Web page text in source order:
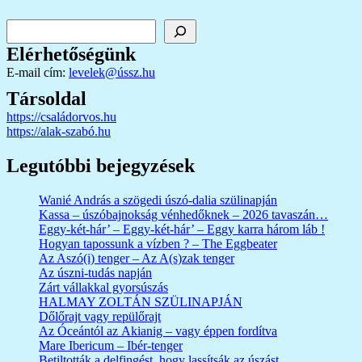
Elérhetőségünk
E-mail cím: levelek@ússz.hu
Társoldal
https://családorvos.hu
https://alak-szabó.hu
Legutóbbi bejegyzések
Wanié András a szögedi úszó-dalia szülinapján
Kassa – úszóbajnokság vénhedőknek – 2026 tavaszán…
Eggy-két-hár’ – Eggy-két-hár’ – Eggy karra három láb !
Hogyan tapossunk a vízben ? – The Eggbeater
Az Aszó(i) tenger – Az A(s)zak tenger
Az úszni-tudás napján
Zárt vállakkal gyorsúszás
HALMAY ZOLTÁN SZÜLINAPJÁN
Dőlőrajt vagy repülőrajt
Az Óceántól az Akianig – vagy éppen fordítva
Mare Ibericum – Ibér-tenger